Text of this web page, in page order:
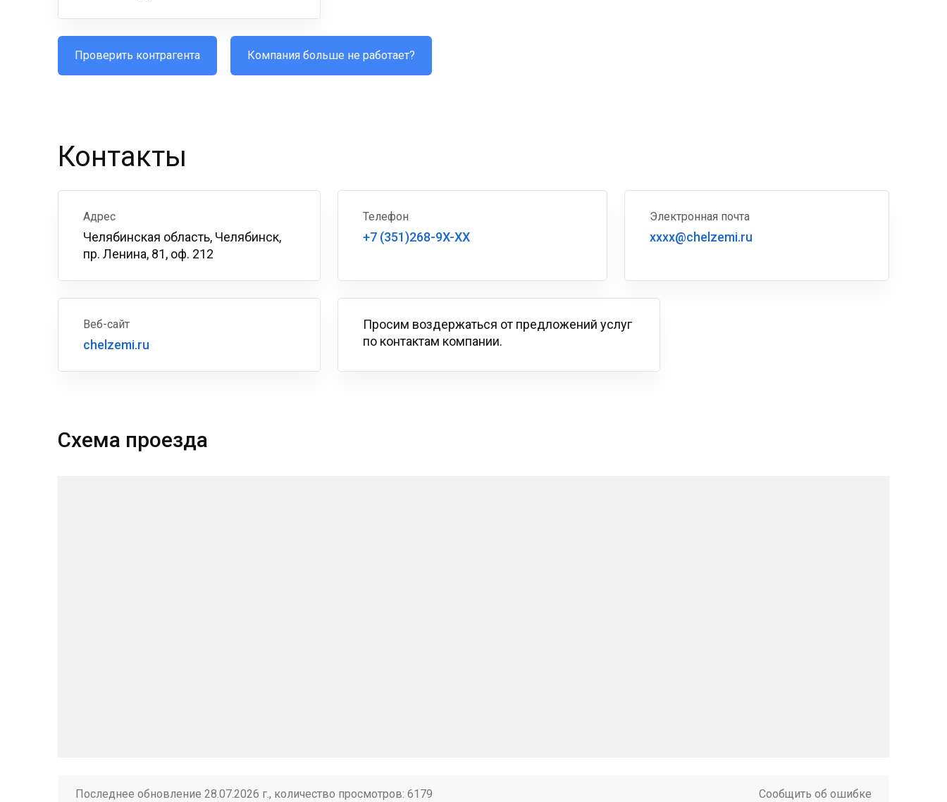
Проверить контрагента Компания больше не работает?
Контакты
Адрес
Челябинская область, Челябинск,
пр. Ленина, 81, оф. 212
Телефон
+7 (351)268-9X-XX
Электронная почта
xxxx@chelzemi.ru
Веб-сайт
chelzemi.ru
Просим воздержаться от предложений услуг
по контактам компании.
Схема проезда
Последнее обновление 28.07.2026 г., количество просмотров: 6179 Сообщить об ошибке